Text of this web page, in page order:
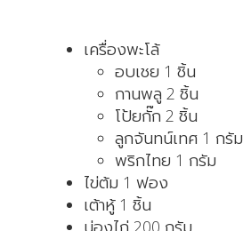
เครื่องพะโล้
อบเชย 1 ชิ้น
กานพลู 2 ชิ้น
โป้ยกั๊ก 2 ชิ้น
ลูกจันทน์เทศ 1 กรัม
พริกไทย 1 กรัม
ไข่ต้ม 1 ฟอง
เต้าหู้ 1 ชิ้น
น่องไก่ 200 กรัม